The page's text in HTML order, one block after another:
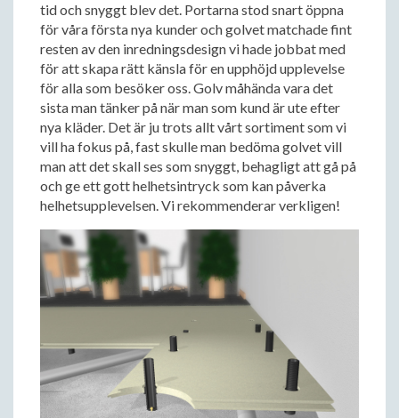
tid och snyggt blev det. Portarna stod snart öppna
för våra första nya kunder och golvet matchade fint
resten av den inredningsdesign vi hade jobbat med
för att skapa rätt känsla för en upphöjd upplevelse
för alla som besöker oss. Golv måhända vara det
sista man tänker på när man som kund är ute efter
nya kläder. Det är ju trots allt vårt sortiment som vi
vill ha fokus på, fast skulle man bedöma golvet vill
man att det skall ses som snyggt, behagligt att gå på
och ge ett gott helhetsintryck som kan påverka
helhetsupplevelsen. Vi rekommenderar verkligen!